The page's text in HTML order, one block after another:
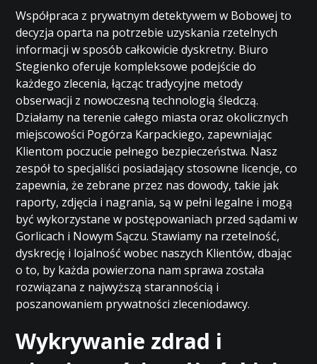
Współpraca z prywatnym detektywem w Bobowej to
decyzja oparta na potrzebie uzyskania rzetelnych
informacji w sposób całkowicie dyskretny. Biuro
Stegienko oferuje kompleksowe podejście do
każdego zlecenia, łącząc tradycyjne metody
obserwacji z nowoczesną technologią śledczą.
Działamy na terenie całego miasta oraz okolicznych
miejscowości Pogórza Karpackiego, zapewniając
Klientom poczucie pełnego bezpieczeństwa. Nasz
zespół to specjaliści posiadający stosowne licencje, co
zapewnia, że zebrane przez nas dowody, takie jak
raporty, zdjęcia i nagrania, są w pełni legalne i mogą
być wykorzystane w postępowaniach przed sądami w
Gorlicach i Nowym Sączu. Stawiamy na rzetelność,
dyskrecję i lojalność wobec naszych Klientów, dbając
o to, by każda powierzona nam sprawa została
rozwiązana z najwyższą starannością i
poszanowaniem prywatności zleceniodawcy.
Wykrywanie zdrad i